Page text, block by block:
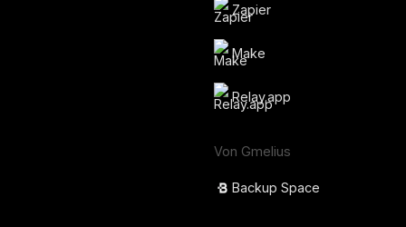
Zapier
Make
Relay.app
Von Gmelius
Backup Space